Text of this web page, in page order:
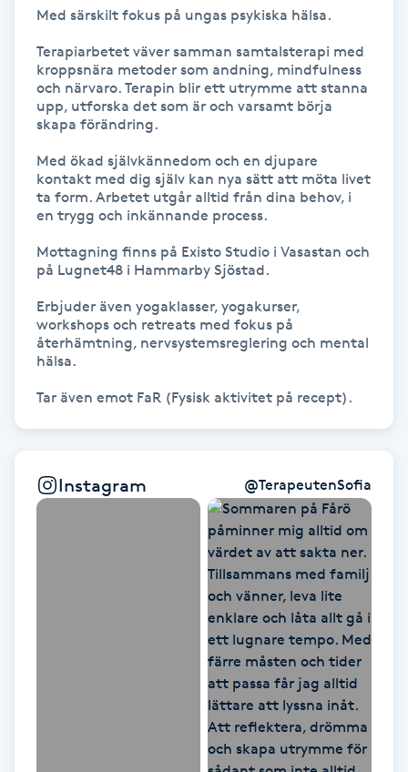
Japansk massage
Keratinbehandling
Kinesiologi
Kiropraktik
Med särskilt fokus på ungas psykiska hälsa.
Terapiarbetet väver samman samtalsterapi med
kroppsnära metoder som andning, mindfulness
och närvaro. Terapin blir ett utrymme att stanna
upp, utforska det som är och varsamt börja
skapa förändring.
Med ökad självkännedom och en djupare
kontakt med dig själv kan nya sätt att möta livet
ta form. Arbetet utgår alltid från dina behov, i
en trygg och inkännande process.
Mottagning finns på Existo Studio i Vasastan och
på Lugnet48 i Hammarby Sjöstad.
Erbjuder även yogaklasser, yogakurser,
workshops och retreats med fokus på
återhämtning, nervsystemsreglering och mental
hälsa.
Tar även emot FaR (Fysisk aktivitet på recept).
Instagram @TerapeutenSofia